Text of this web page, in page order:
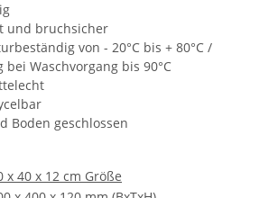
und bruchsicher
von - 20°C bis + 80°C /
bei Waschvorgang bis 90°C
Boden geschlossen
x 40 x 12 cm Größe